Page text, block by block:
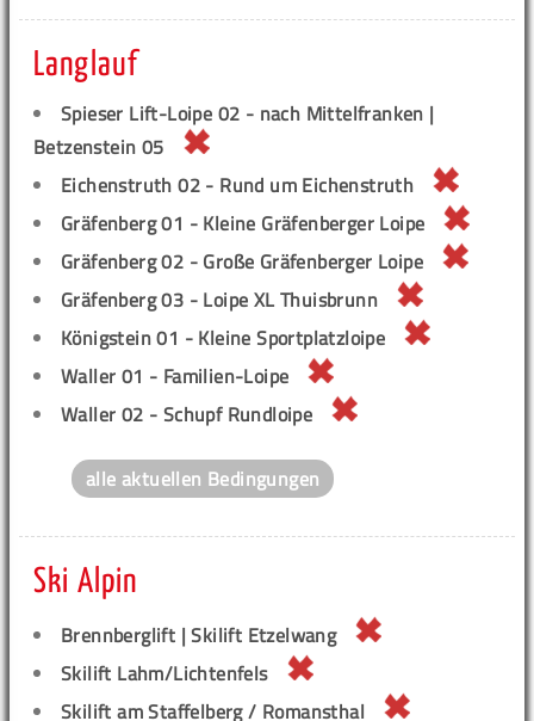
Langlauf
Spieser Lift-Loipe 02 - nach Mittelfranken |
Betzenstein 05
Eichenstruth 02 - Rund um Eichenstruth
Gräfenberg 01 - Kleine Gräfenberger Loipe
Gräfenberg 02 - Große Gräfenberger Loipe
Gräfenberg 03 - Loipe XL Thuisbrunn
Königstein 01 - Kleine Sportplatzloipe
Waller 01 - Familien-Loipe
Waller 02 - Schupf Rundloipe
alle aktuellen Bedingungen
Ski Alpin
Brennberglift | Skilift Etzelwang
Skilift Lahm/Lichtenfels
Skilift am Staffelberg / Romansthal